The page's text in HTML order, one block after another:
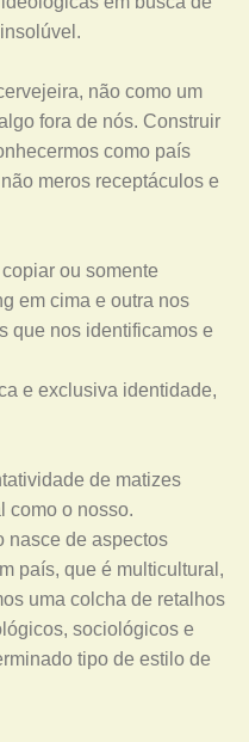
não como um
fora de nós. Construir
como país
meros receptáculos e
ou somente
em cima e outra nos
que nos identificamos e
e exclusiva identidade,
de matizes
como o nosso.
nasce de aspectos
país, que é multicultural,
uma colcha de retalhos
sociológicos e
tipo de estilo de